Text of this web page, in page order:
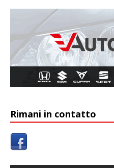
Rimani in contatto